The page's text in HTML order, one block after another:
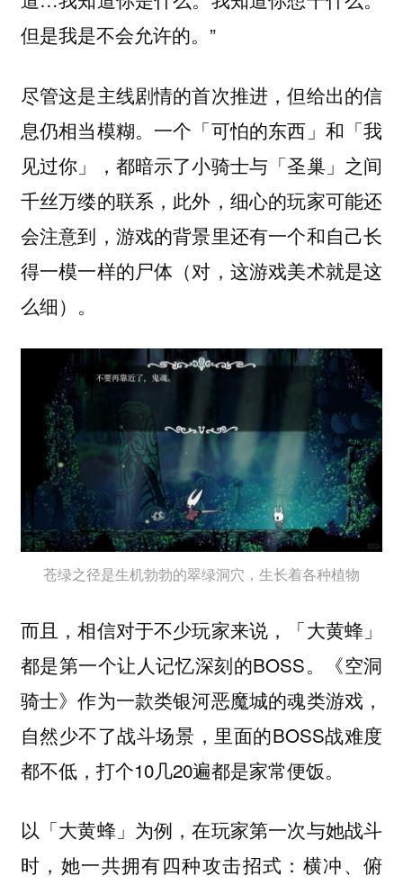
但是我是不会允许的。”
尽管这是主线剧情的首次推进，但给出的信
息仍相当模糊。一个「可怕的东西」和「我
见过你」，都暗示了小骑士与「圣巢」之间
千丝万缕的联系，此外，细心的玩家可能还
会注意到，游戏的背景里还有一个和自己长
得一模一样的尸体（对，这游戏美术就是这
么细）。
苍绿之径是生机勃勃的翠绿洞穴，生长着各种植物
而且，相信对于不少玩家来说，「大黄蜂」
都是第一个让人记忆深刻的BOSS。《空洞
骑士》作为一款类银河恶魔城的魂类游戏，
自然少不了战斗场景，里面的BOSS战难度
都不低，打个10几20遍都是家常便饭。
以「大黄蜂」为例，在玩家第一次与她战斗
时，她一共拥有四种攻击招式：横冲、俯